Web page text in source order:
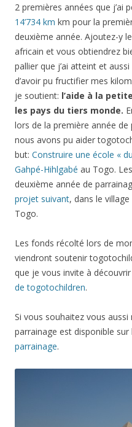
2 premières années que j’ai
14’734 km km pour la
deuxième année. Ajoutez-y
africain et vous obtiendrez
pallier que j’ai atteint et
d’avoir pu fructifier mes
je soutient: l’aide à la
les pays du tiers monde.
lors de la première année de
nous avons pu aider
but: Construire une école «
Gahpé-Hihlgabé au Togo.
deuxième année de
projet suivant, dans le
Togo.
Les fonds récolté lors de
viendront soutenir
que je vous invite à
de togotochildren.
Si vous souhaitez vous
parrainage est disponible sur
parrainage.